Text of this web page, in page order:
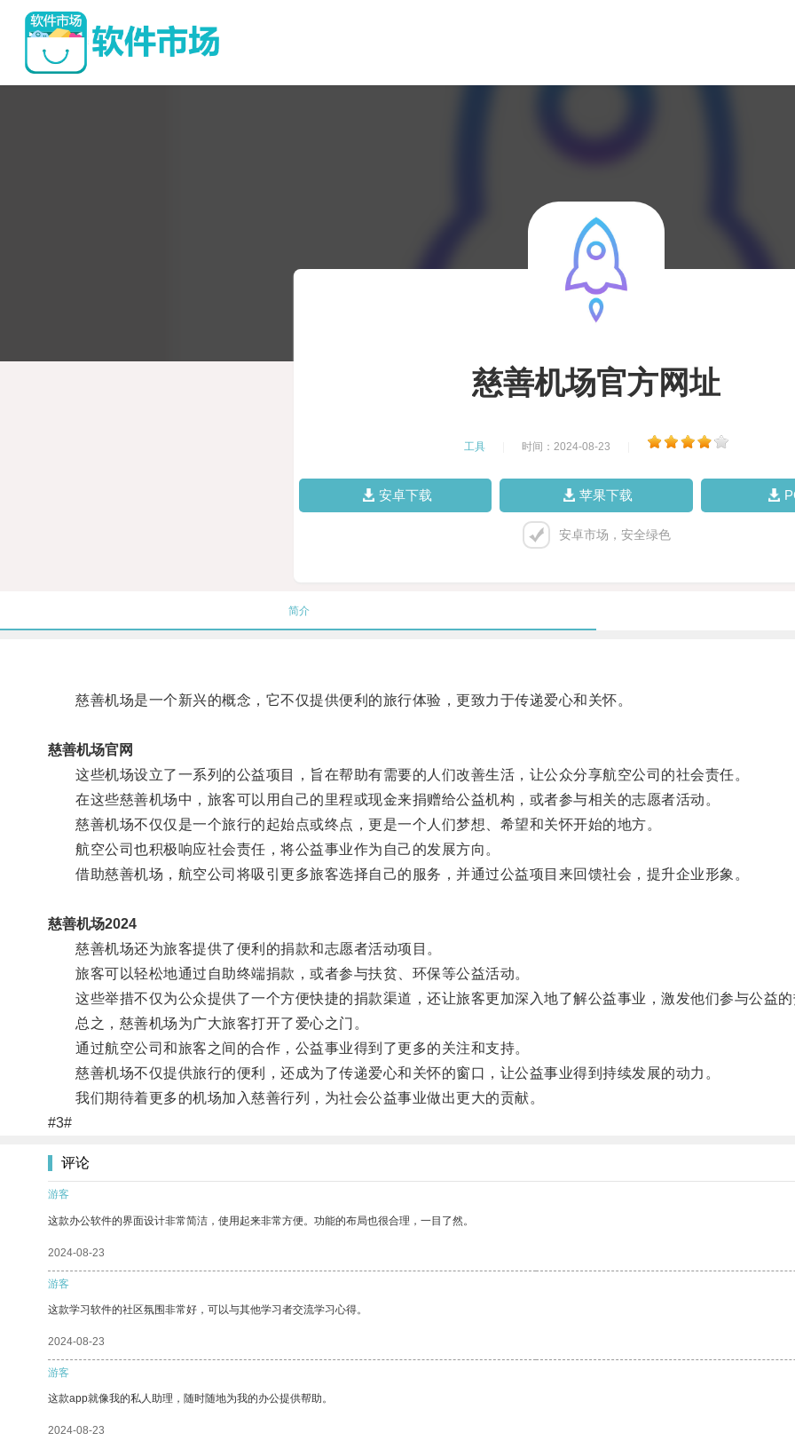
慈善机场官方网址
工具 时间：2024-08-23
安卓下载 苹果下载
安卓市场，安全绿色
简介
慈善机场是一个新兴的概念，它不仅提供便利的旅行体验，更致力于传递爱心和关怀。
慈善机场官网
这些机场设立了一系列的公益项目，旨在帮助有需要的人们改善生活，让公众分享航空公司的社会责任。
在这些慈善机场中，旅客可以用自己的里程或现金来捐赠给公益机构，或者参与相关的志愿者活动。
慈善机场不仅仅是一个旅行的起始点或终点，更是一个人们梦想、希望和关怀开始的地方。
航空公司也积极响应社会责任，将公益事业作为自己的发展方向。
借助慈善机场，航空公司将吸引更多旅客选择自己的服务，并通过公益项目来回馈社会，提升企业形象。
慈善机场2024
慈善机场还为旅客提供了便利的捐款和志愿者活动项目。
旅客可以轻松地通过自助终端捐款，或者参与扶贫、环保等公益活动。
这些举措不仅为公众提供了一个方便快捷的捐款渠道，还让旅客更加深入地了解公益事业，激发他们参与公益
总之，慈善机场为广大旅客打开了爱心之门。
通过航空公司和旅客之间的合作，公益事业得到了更多的关注和支持。
慈善机场不仅提供旅行的便利，还成为了传递爱心和关怀的窗口，让公益事业得到持续发展的动力。
我们期待着更多的机场加入慈善行列，为社会公益事业做出更大的贡献。
#3#
评论
游客
这款办公软件的界面设计非常简洁，使用起来非常方便。功能的布局也很合理，一目了然。
2024-08-23
游客
这款学习软件的社区氛围非常好，可以与其他学习者交流学习心得。
2024-08-23
游客
这款app就像我的私人助理，随时随地为我的办公提供帮助。
2024-08-23